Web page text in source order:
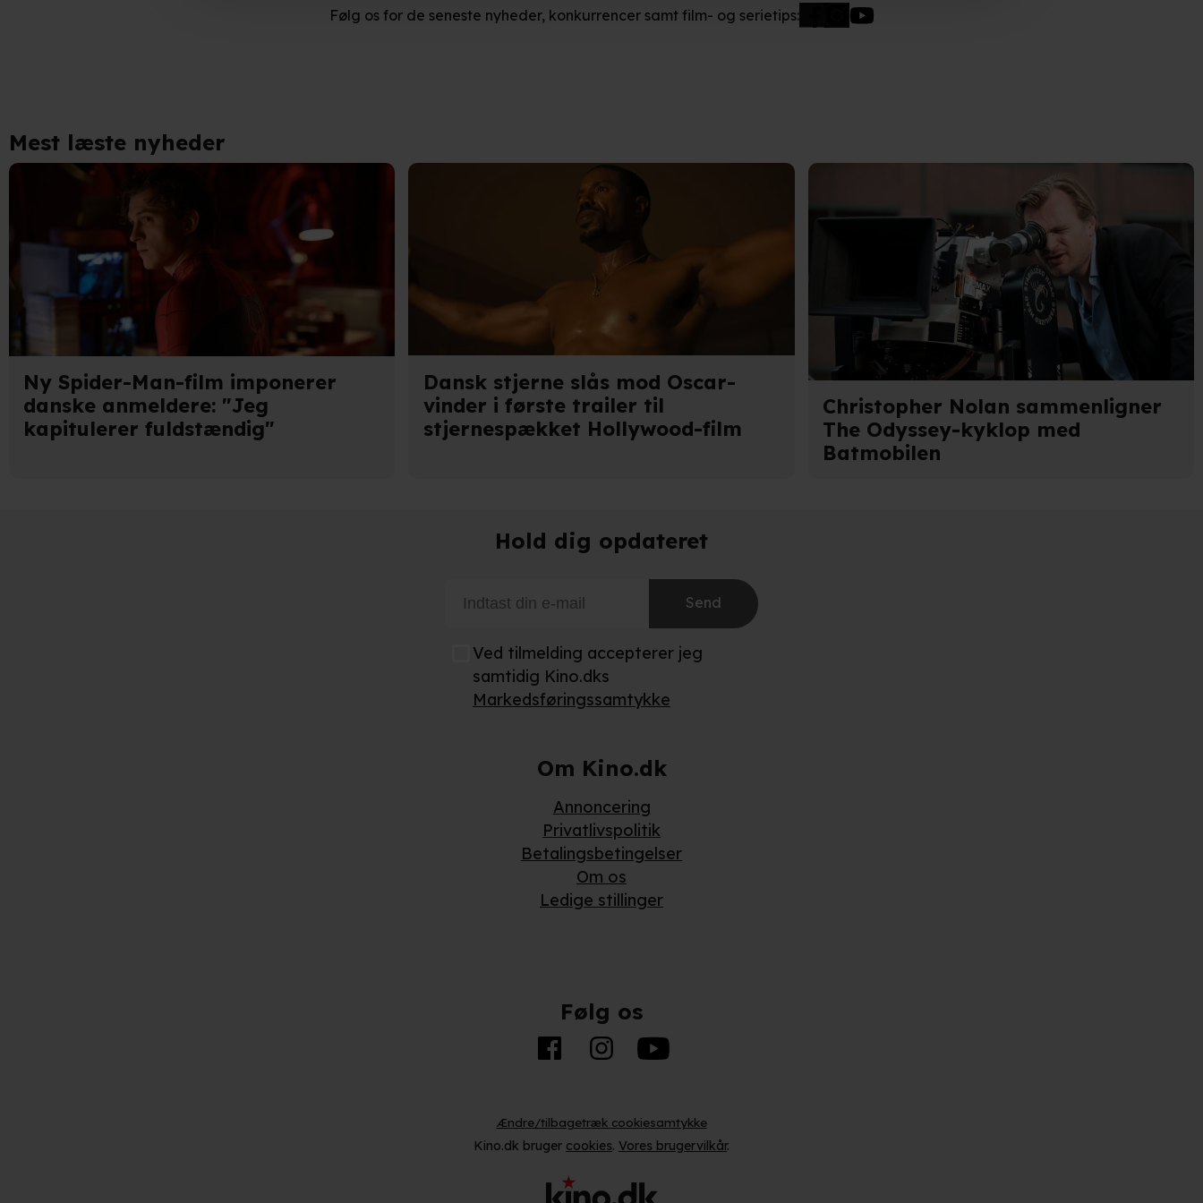
Vi bruger egne cookies og cookies fra tredjeparter til at optimere dit besøg på vores hjemmeside. Det gør vi for at sikre
funktionalitet, generere statistik, huske dine præferencer og til markedsføring.
Når vi anvender cookies, behandler vi kortvarigt din IP-adresse. IP-adressen kan blive delt med vores partnere.
Du kan
læse mere om vores brug af cookies og behandling af dine personoplysninger i både vores
Følg os for de seneste nyheder, konkurrencer samt film- og serietips:
Mest læste nyheder
Ny Spider-Man-film imponerer
danske anmeldere: "Jeg
kapitulerer fuldstændig"
Dansk stjerne slås mod Oscar-
vinder i første trailer til
stjernespækket Hollywood-film
Christopher Nolan sammenligner
The Odyssey-kyklop med
Batmobilen
Hold dig opdateret
Send
Ved tilmelding accepterer jeg
samtidig Kino.dks
Markedsføringssamtykke
Om Kino.dk
Annoncering
Privatlivspolitik
Betalingsbetingelser
Om os
Ledige stillinger
Følg os
Ændre/tilbagetræk cookiesamtykke
Kino.dk bruger cookies. Vores brugervilkår.